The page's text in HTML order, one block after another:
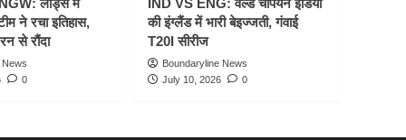
लॉर्ड्स में
ने रचा इतिहास,
से रौंदा
News
0
IND VS ENG: वर्ल्ड चैंपियन इंडिया
की इंग्लैंड में भारी बेइज्जती, गंवाई
T20I सीरीज
Boundaryline News
July 10, 2026
0